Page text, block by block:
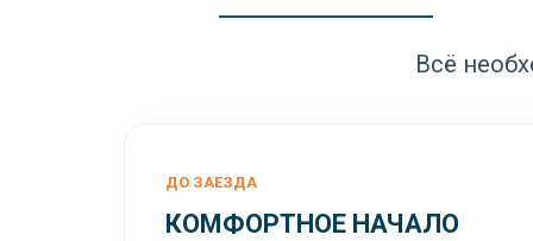
Всё
ДО ЗАЕЗДА
КОМФОРТНОЕ НАЧАЛО